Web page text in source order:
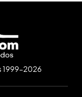
1999-2026